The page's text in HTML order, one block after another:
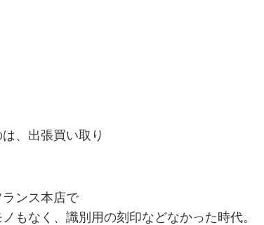
、出張買い取り
ンス本店で
もなく、識別用の刻印などなかった時代。